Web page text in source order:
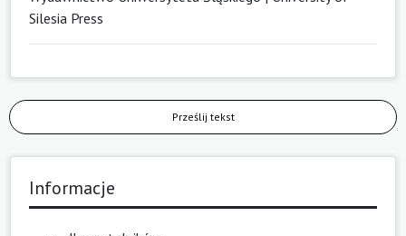
Silesia Press
Prześlij tekst
Informacje